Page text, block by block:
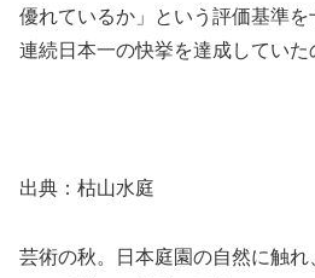
優れているか」という評価基準
連続日本一の快挙を達成していた
出典：枯山水庭
芸術の秋。日本庭園の自然に触